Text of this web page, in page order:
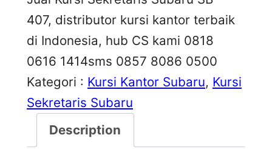
407, distributor kursi kantor terbaik
di Indonesia, hub CS kami 0818
0616 1414sms 0857 8086 0500
Kategori : Kursi Kantor Subaru, Kursi
Sekretaris Subaru
Description